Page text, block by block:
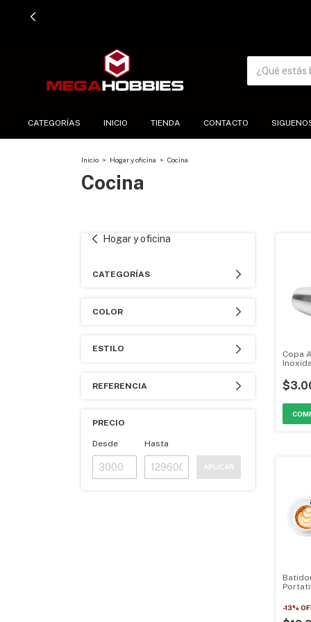
CATEGORÍAS INICIO TIENDA CONTACTO
Inicio > Hogar y oficina > Cocina
Cocina
Hogar y oficina
CATEGORÍAS
COLOR
ESTILO
REFERENCIA
PRECIO
Desde Hasta
APLICAR
Copa
MGH-
-13%